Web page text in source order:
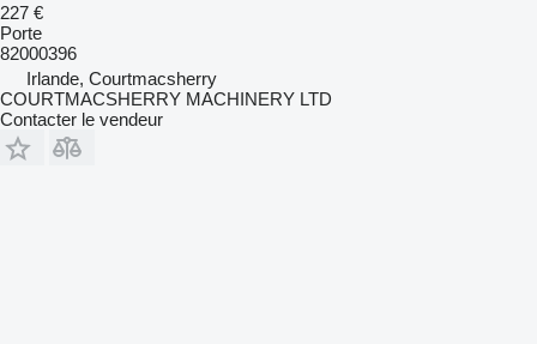
227 €
Porte
82000396
Irlande, Courtmacsherry
COURTMACSHERRY MACHINERY LTD
Contacter le vendeur